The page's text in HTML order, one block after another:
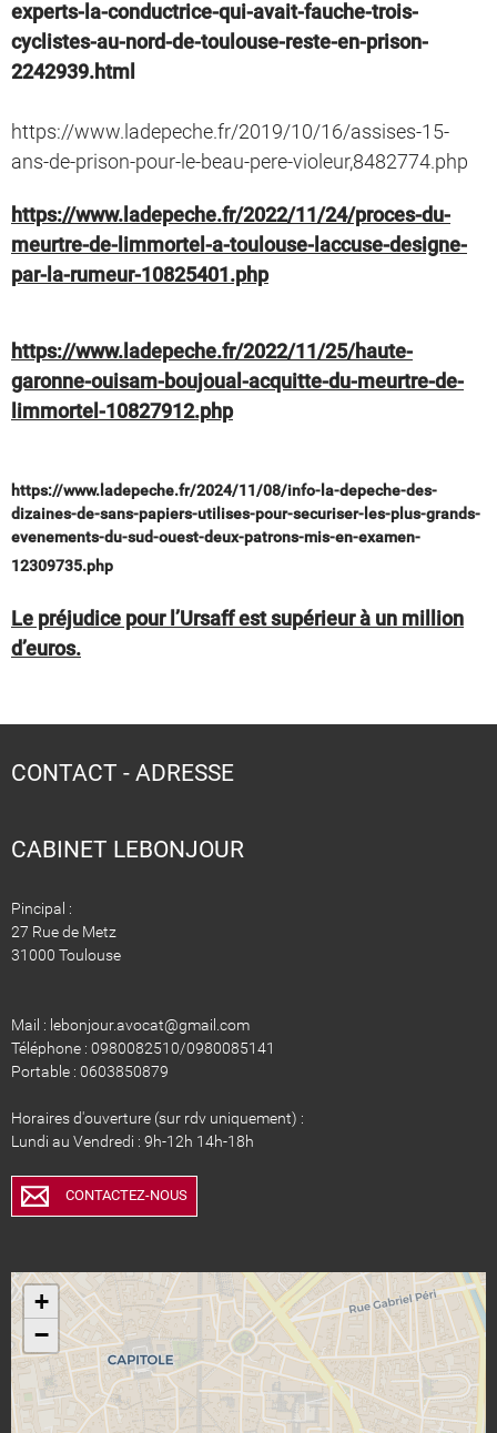
experts-la-conductrice-qui-avait-fauche-trois-
cyclistes-au-nord-de-toulouse-reste-en-prison-
2242939.html
https://www.ladepeche.fr/2019/10/16/assises-15-
ans-de-prison-pour-le-beau-pere-violeur,8482774.php
https://www.ladepeche.fr/2022/11/24/proces-du-
meurtre-de-limmortel-a-toulouse-laccuse-designe-
par-la-rumeur-10825401.php
https://www.ladepeche.fr/2022/11/25/haute-
garonne-ouisam-boujoual-acquitte-du-meurtre-de-
limmortel-10827912.php
https://www.ladepeche.fr/2024/11/08/info-la-depeche-des-
dizaines-de-sans-papiers-utilises-pour-securiser-les-plus-grands-
evenements-du-sud-ouest-deux-patrons-mis-en-examen-
12309735.php
Le préjudice pour l’Ursaff est supérieur à un million
d’euros.
CONTACT - ADRESSE
CABINET LEBONJOUR
Pincipal :
27 Rue de Metz
31000 Toulouse
Mail : lebonjour.avocat@gmail.com
Téléphone : 0980082510/0980085141
Portable : 0603850879
Horaires d'ouverture (sur rdv uniquement) :
Lundi au Vendredi : 9h-12h 14h-18h
CONTACTEZ-NOUS
+
−